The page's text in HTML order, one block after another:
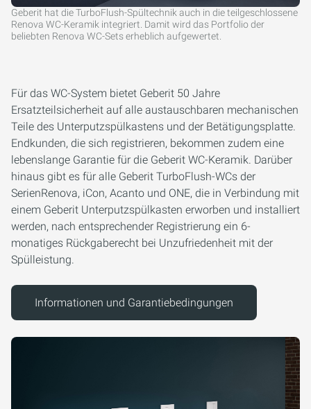
Geberit hat die TurboFlush-Spültechnik auch in die teilgeschlossene
Renova WC-Keramik integriert. Damit wird das Portfolio der
beliebten Renova WC-Sets erheblich aufgewertet.
Für das WC-System bietet Geberit 50 Jahre
Ersatzteilsicherheit auf alle austauschbaren mechanischen
Teile des Unterputzspülkastens und der Betätigungsplatte.
Endkunden, die sich registrieren, bekommen zudem eine
lebenslange Garantie für die Geberit WC-Keramik. Darüber
hinaus gibt es für alle Geberit TurboFlush-WCs der
SerienRenova, iCon, Acanto und ONE, die in Verbindung mit
einem Geberit Unterputzspülkasten erworben und installiert
werden, nach entsprechender Registrierung ein 6-
monatiges Rückgaberecht bei Unzufriedenheit mit der
Spülleistung.
Informationen und Garantiebedingungen